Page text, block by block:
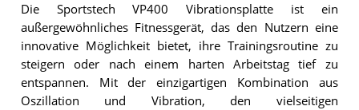
Die Sportstech VP400 Vibrationsplatte ist ein
außergewöhnliches Fitnessgerät, das den Nutzern eine
innovative Möglichkeit bietet, ihre Trainingsroutine zu
steigern oder nach einem harten Arbeitstag tief zu
entspannen. Mit der einzigartigen Kombination aus
Oszillation und Vibration, den vielseitigen